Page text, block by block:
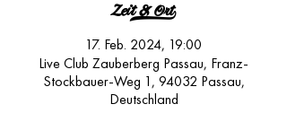
Zeit & Ort>
17. Feb. 2024, 19:00
Live Club Zauberberg Passau, Franz-
Stockbauer-Weg 1, 94032 Passau,
Deutschland